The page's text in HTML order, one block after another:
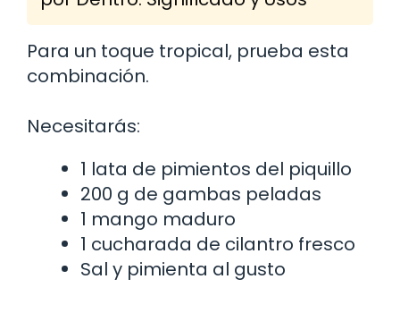
Para un toque tropical, prueba esta
combinación.
Necesitarás:
1 lata de pimientos del piquillo
200 g de gambas peladas
1 mango maduro
1 cucharada de cilantro fresco
Sal y pimienta al gusto